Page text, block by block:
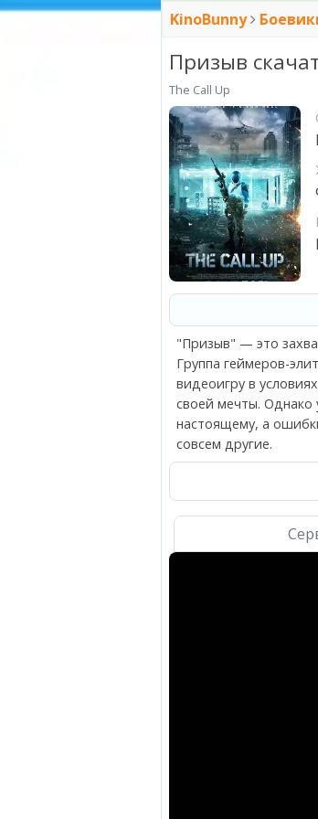
KinoBunny
Призыв
The Call Up
"Призыв" — это
Группа геймеров-
видеоигру в
своей мечты.
настоящему, а
совсем другие.